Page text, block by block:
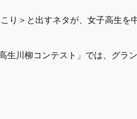
り＞と出すネタが、女子高生
川柳コンテスト」では、グラ